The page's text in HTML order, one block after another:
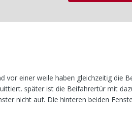
vor einer weile haben gleichzeitig die
später ist die Beifahrertür mit
nicht auf. Die hinteren beiden